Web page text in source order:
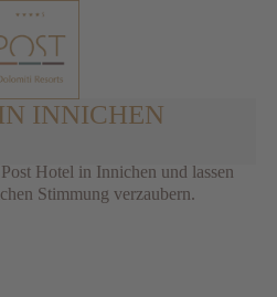
INNICHEN
Hotel in Innichen und lassen
Stimmung verzaubern.